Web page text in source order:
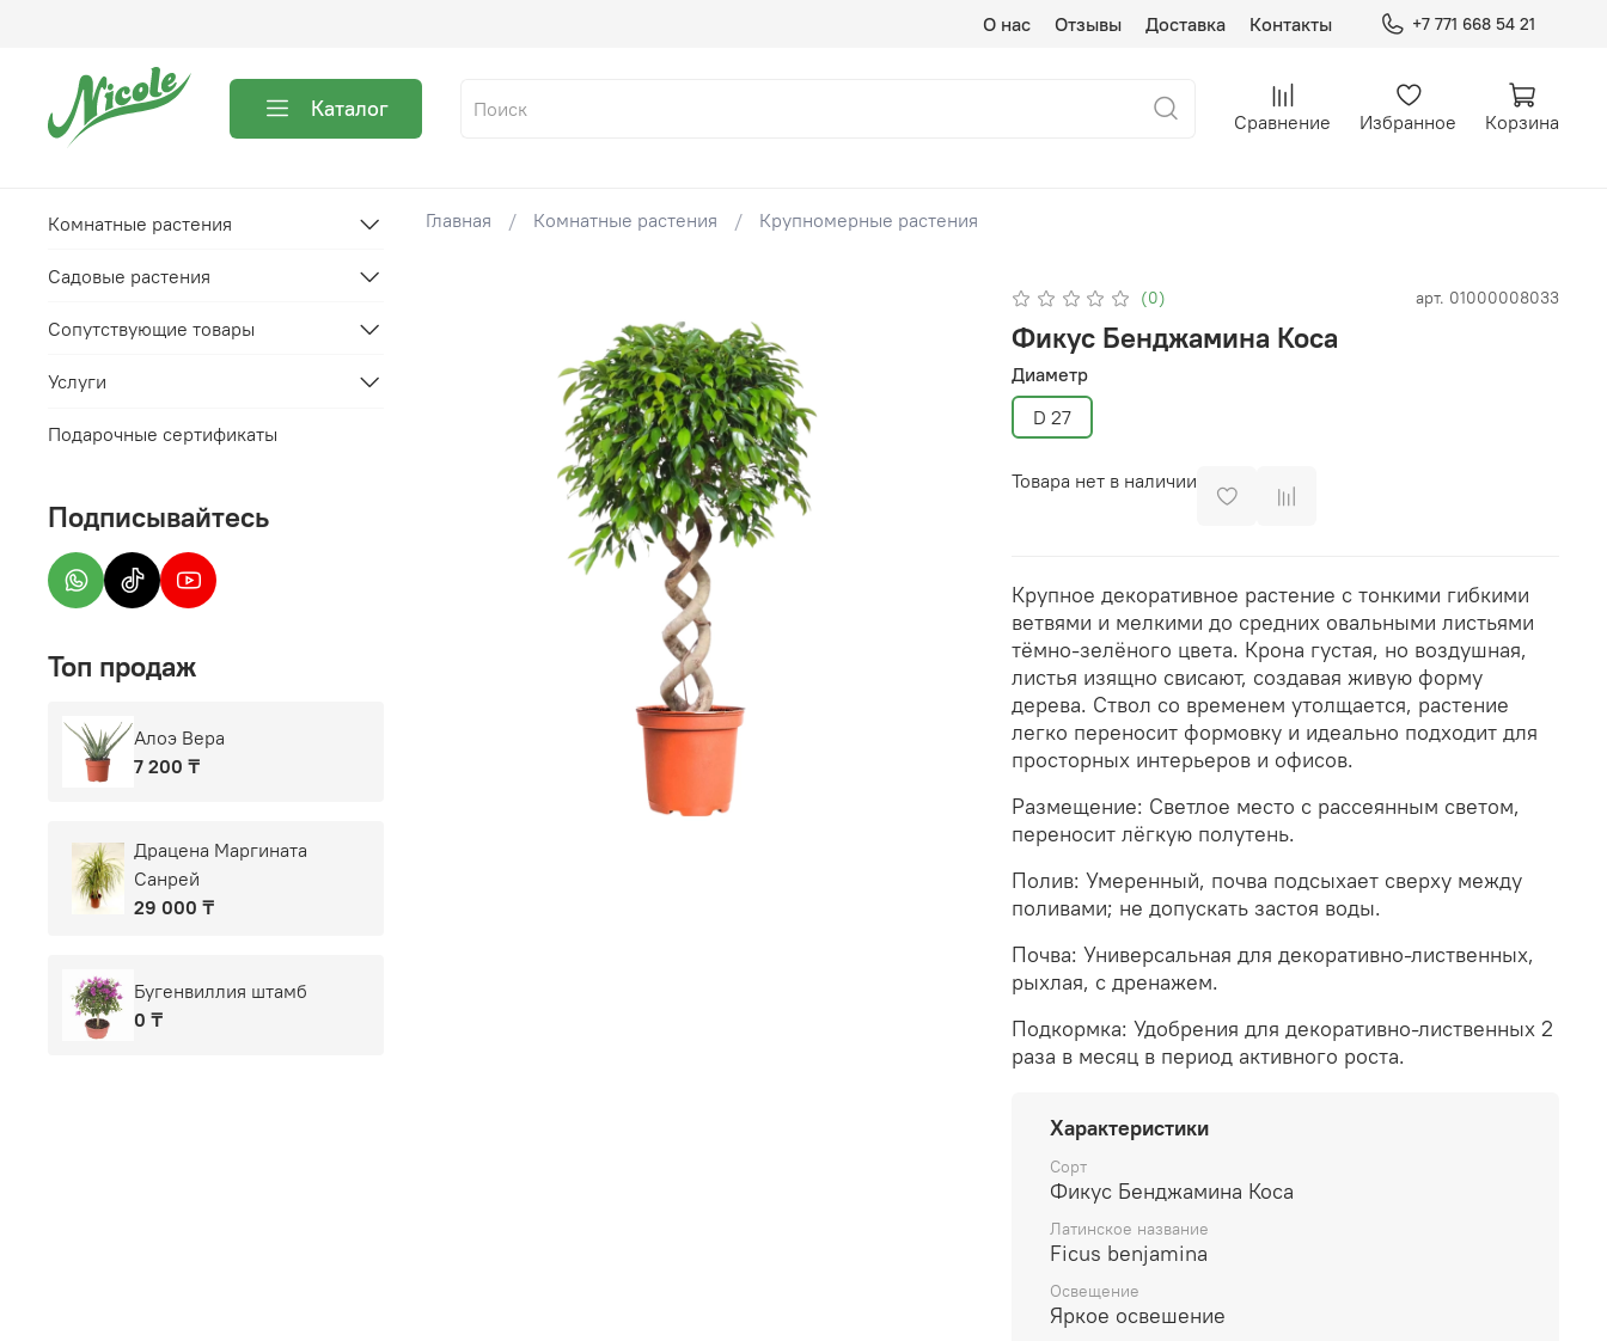
О нас Отзывы Доставка Контакты +7 771 668 54 21
Каталог Сравнение Избранное Корзина
Главная Комнатные растения Крупномерные растения
(0) арт. 01000008033
Фикус Бенджамина Коса
Диаметр
D 27
Товара нет в наличии
Крупное декоративное растение с тонкими гибкими
ветвями и мелкими до средних овальными листьями
тёмно-зелёного цвета. Крона густая, но воздушная,
листья изящно свисают, создавая живую форму
дерева. Ствол со временем утолщается, растение
легко переносит формовку и идеально подходит для
просторных интерьеров и офисов.
Размещение: Светлое место с рассеянным светом,
переносит лёгкую полутень.
Полив: Умеренный, почва подсыхает сверху между
поливами; не допускать застоя воды.
Почва: Универсальная для декоративно-лиственных,
рыхлая, с дренажем.
Подкормка: Удобрения для декоративно-лиственных 2
раза в месяц в период активного роста.
Характеристики
Сорт
Фикус Бенджамина Коса
Латинское название
Ficus benjamina
Освещение
Яркое освешение
Комнатные растения
Садовые растения
Сопутствующие товары
Услуги
Подарочные сертификаты
Подписывайтесь
Топ продаж
Алоэ Вера
7 200 ₸
Драцена Маргината
Санрей
29 000 ₸
Бугенвиллия штамб
0 ₸